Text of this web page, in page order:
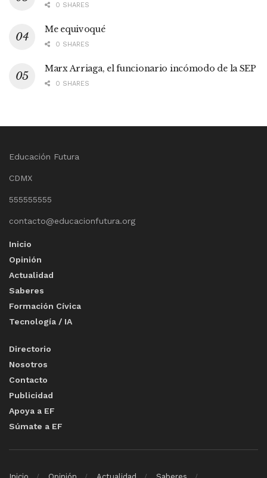
0 SHARES
Me equivoqué
0 SHARES
Marx Arriaga, el funcionario incómodo de la SEP
0 SHARES
Educación Futura
CDMX
555555555
contacto@educacionfutura.org
Inicio
Opinión
Actualidad
Saberes
Formación Cívica
Tecnología / IA
Directorio
Nosotros
Contacto
Publicidad
Apoya a EF
Súmate a EF